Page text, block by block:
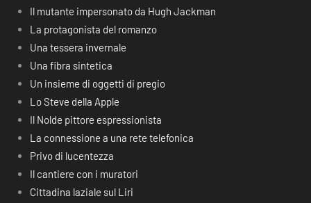
Il mutante impersonato da Hugh Jackman
La protagonista del romanzo
Una tessera invernale
Una fibra sintetica
Un insieme di oggetti di pregio
Lo Steve della Apple
Il Nolde pittore espressionista
La connessione a una rete telefonica
Privo di lucentezza
Il cantiere con i muratori
Cittadina laziale sul Liri